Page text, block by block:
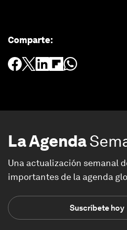
Comparte:
La Agenda
Una actualización semanal
importantes de la agenda
Suscríbete hoy